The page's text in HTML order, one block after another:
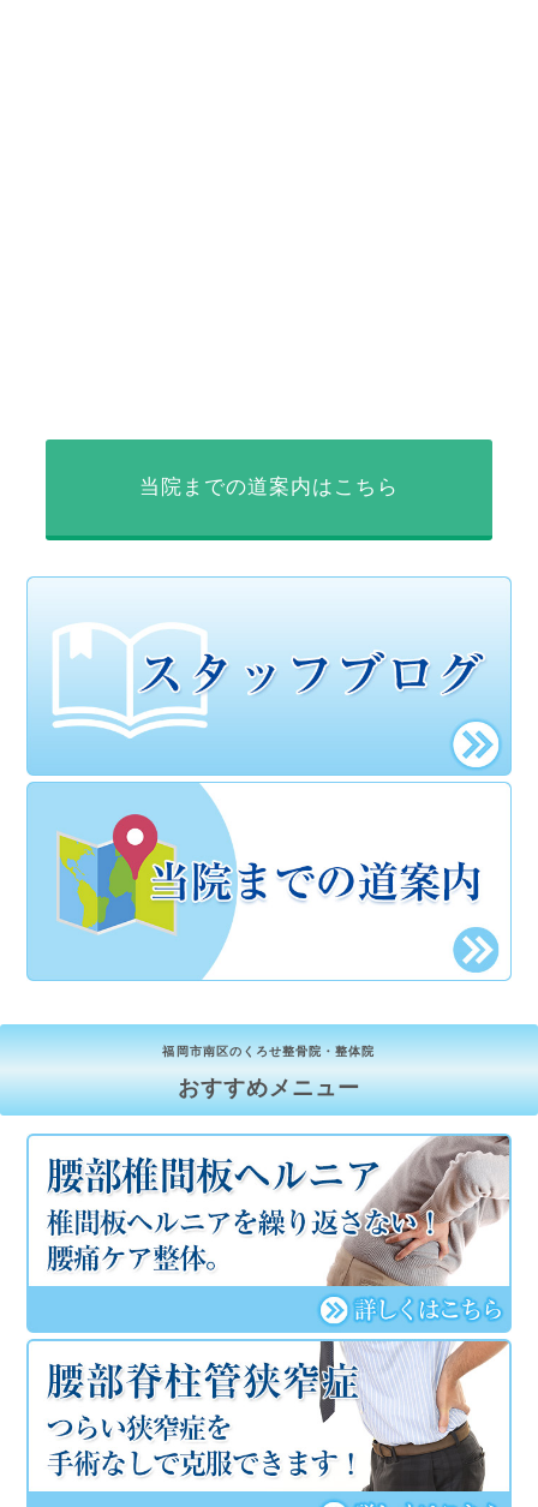
当院までの道案内はこちら
福岡市南区のくろせ整骨院・整体院
おすすめメニュー